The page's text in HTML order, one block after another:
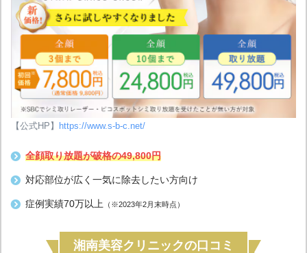
【公式HP】 https://www.s-b-c.net/
全顔取り放題が破格の49,800円
対応部位が広く一気に除去したい方向け
症例実績70万以上 （※2023年2月末時点）
湘南美容クリニックの口コミ